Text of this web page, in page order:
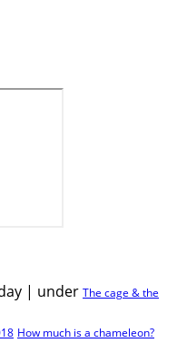
| under The cage & the
How much is a chameleon?